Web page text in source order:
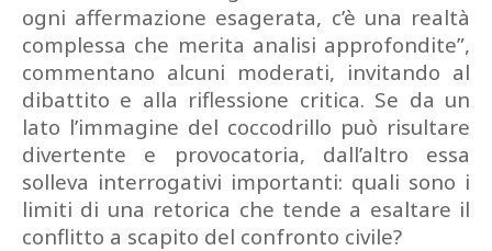
ogni affermazione esagerata, c’è una realtà
complessa che merita analisi approfondite”,
commentano alcuni moderati, invitando al
dibattito e alla riflessione critica. Se da un
lato l’immagine del coccodrillo può risultare
divertente e provocatoria, dall’altro essa
solleva interrogativi importanti: quali sono i
limiti di una retorica che tende a esaltare il
conflitto a scapito del confronto civile?